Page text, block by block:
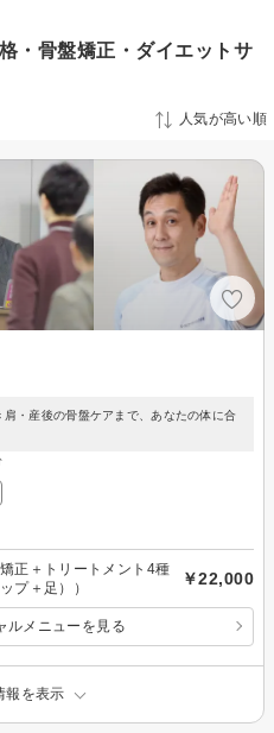
・骨盤矯正・ダイエットサ
人気が高い順
・産後の骨盤ケアまで、あなたの体に合
正＋トリートメント4種
プ＋足））
￥22,000
ルメニューを見る
報を表示